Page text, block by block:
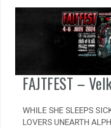
FAJTFEST –
WHILE SHE SLEEPS
LOVERS UNEARTH